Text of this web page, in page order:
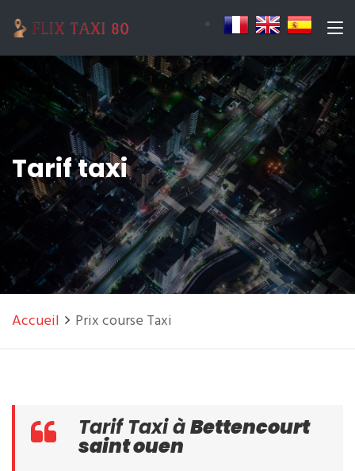
Tarif taxi
Accueil Prix course Taxi
Tarif Taxi àBettencourt
saint ouen